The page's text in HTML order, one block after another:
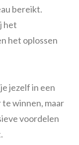
bereikt.
het
het oplossen
jezelf in een
winnen, maar
voordelen